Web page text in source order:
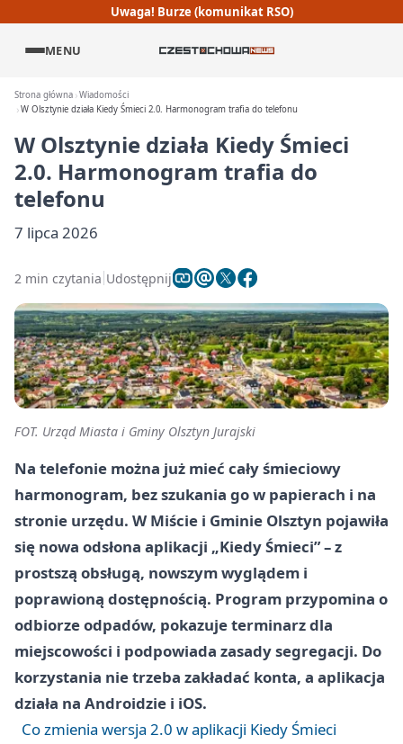
Uwaga! Burze (komunikat RSO)
MENU
Strona główna Wiadomości
W Olsztynie działa Kiedy Śmieci 2.0. Harmonogram trafia do telefonu
W Olsztynie działa Kiedy Śmieci
2.0. Harmonogram trafia do
telefonu
7 lipca 2026
2 min czytania Udostępnij
FOT. Urząd Miasta i Gminy Olsztyn Jurajski
Na telefonie można już mieć cały śmieciowy
harmonogram, bez szukania go w papierach i na
stronie urzędu. W Miście i Gminie Olsztyn pojawiła
się nowa odsłona aplikacji „Kiedy Śmieci” – z
prostszą obsługą, nowszym wyglądem i
poprawioną dostępnością. Program przypomina o
odbiorze odpadów, pokazuje terminarz dla
miejscowości i podpowiada zasady segregacji. Do
korzystania nie trzeba zakładać konta, a aplikacja
działa na Androidzie i iOS.
Co zmienia wersja 2.0 w aplikacji Kiedy Śmieci